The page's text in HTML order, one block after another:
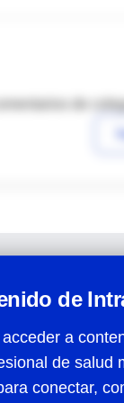
de
de
a
de salud
conectar,